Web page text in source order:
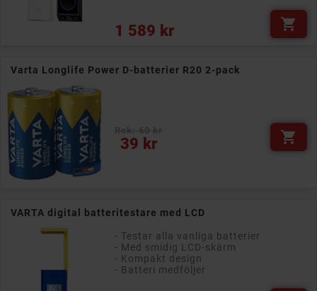
1 589 kr
Pris 
Varta Longlife Power D-batterier R20 2-pack
39 kr
Pris 
VARTA digital batteritestare med LCD
- Testar alla vanliga batterier
- Med smidig LCD-skärm
- Kompakt design
- Batteri medföljer